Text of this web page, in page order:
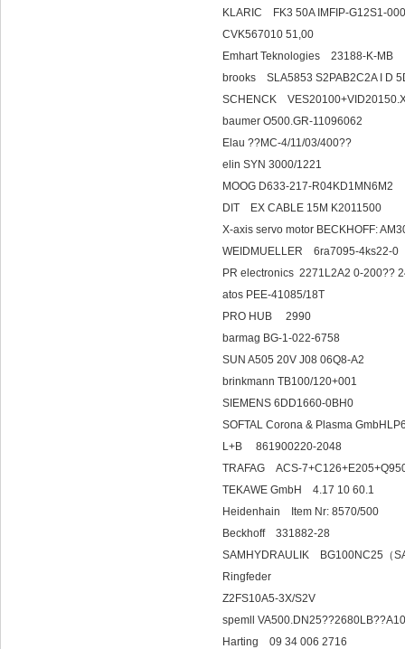
KLARIC FK3 50A IMFIP-G12S1-
CVK567010 51,00
Emhart Teknologies 23188-K-MB
brooks SLA5853 S2PAB2C2A I D
SCHENCK
baumer O500.GR-11096062
Elau ??MC-4/11/03/400??
elin SYN 3000/1221
MOOG D633-217-
DIT EX CABLE
X-axis servo motor BECKHOFF:
WEIDMUELLER 6ra7095-4ks22-0
PR electronics 2271L2A2 0-200??
atos PEE-41085/18T
PRO HUB
barmag BG-1-022-6758
SUN A505 20V J08 06Q8-A2
brinkmann TB100/120+001
SIEMENS 6DD1660-0BH0
SOFTAL Corona & Plasma
L+B
TRAFAG ACS-
TEKAWE GmbH 4.17 10 60.1
Heidenhain Item Nr: 8570/500
Beckhoff 331882-28
SAMHYDRAULIK BG100NC25（
Ringfeder
Z2FS10A5-3X/S2V
spemll
Harting 09 34